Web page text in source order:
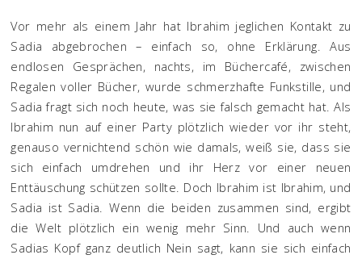
Vor mehr als einem Jahr hat Ibrahim jeglichen Kontakt zu
Sadia abgebrochen – einfach so, ohne Erklärung. Aus
endlosen Gesprächen, nachts, im Büchercafé, zwischen
Regalen voller Bücher, wurde schmerzhafte Funkstille, und
Sadia fragt sich noch heute, was sie falsch gemacht hat. Als
Ibrahim nun auf einer Party plötzlich wieder vor ihr steht,
genauso vernichtend schön wie damals, weiß sie, dass sie
sich einfach umdrehen und ihr Herz vor einer neuen
Enttäuschung schützen sollte. Doch Ibrahim ist Ibrahim, und
Sadia ist Sadia. Wenn die beiden zusammen sind, ergibt
die Welt plötzlich ein wenig mehr Sinn. Und auch wenn
Sadias Kopf ganz deutlich Nein sagt, kann sie sich einfach